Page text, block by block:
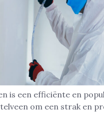
is een efficiënte en
om een strak en